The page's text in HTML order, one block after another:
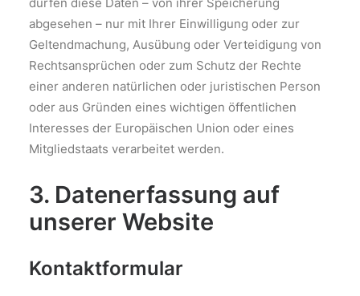
abgesehen – nur mit Ihrer Einwilligung oder zur
Geltendmachung, Ausübung oder Verteidigung von
Rechtsansprüchen oder zum Schutz der Rechte
einer anderen natürlichen oder juristischen Person
oder aus Gründen eines wichtigen öffentlichen
Interesses der Europäischen Union oder eines
Mitgliedstaats verarbeitet werden.
3. Datenerfassung auf
unserer Website
Kontaktformular